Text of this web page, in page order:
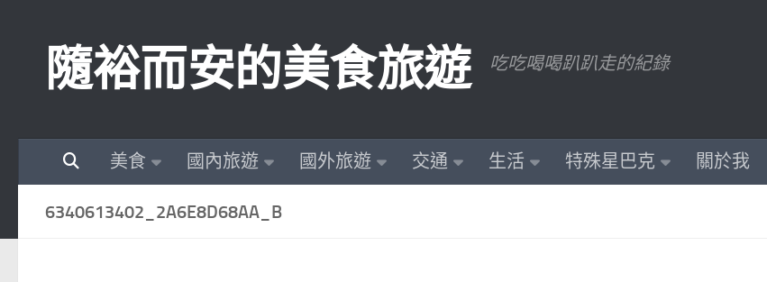
隨裕而安的美食旅遊 吃吃喝喝趴趴走的紀錄
美食 國內旅遊 國外旅遊 交通 生活 特殊星巴克 關於我
6340613402_2A6E8D68AA_B